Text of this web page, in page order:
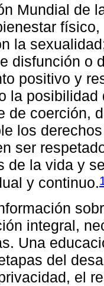
Mundial de
la
disfunción o
positivo y
la
de coerción,
los
ser
de la vida y
y continuo.
integral,
Una
del
el